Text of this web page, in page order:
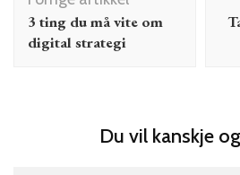
3 ting du må vite om
digital strategi
Du vil kanskje